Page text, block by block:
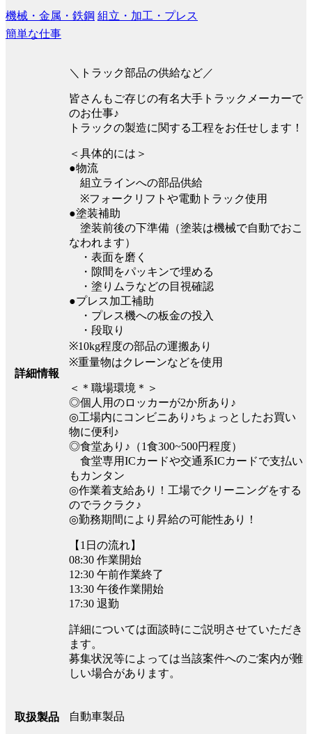
機械・金属・鉄鋼 組立・加工・プレス
簡単な仕事
詳細情報
＼トラック部品の供給など／
皆さんもご存じの有名大手トラックメーカーで
のお仕事♪
トラックの製造に関する工程をお任せします！
＜具体的には＞
●物流
組立ラインへの部品供給
※フォークリフトや電動トラック使用
●塗装補助
塗装前後の下準備（塗装は機械で自動でおこ
なわれます）
・表面を磨く
・隙間をパッキンで埋める
・塗りムラなどの目視確認
●プレス加工補助
・プレス機への板金の投入
・段取り
※10kg程度の部品の運搬あり
※重量物はクレーンなどを使用
＜＊職場環境＊＞
◎個人用のロッカーが2か所あり♪
◎工場内にコンビニあり♪ちょっとしたお買い
物に便利♪
◎食堂あり♪（1食300~500円程度）
食堂専用ICカードや交通系ICカードで支払い
もカンタン
◎作業着支給あり！工場でクリーニングをする
のでラクラク♪
◎勤務期間により昇給の可能性あり！
【1日の流れ】
08:30 作業開始
12:30 午前作業終了
13:30 午後作業開始
17:30 退勤
詳細については面談時にご説明させていただき
ます。
募集状況等によっては当該案件へのご案内が難
しい場合があります。
取扱製品 自動車製品